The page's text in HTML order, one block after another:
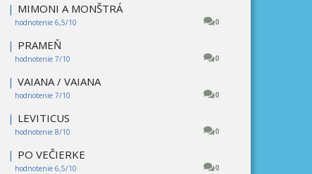
| MIMONI A MONŠTRÁ
0
hodnotenie 6,5/10
| PRAMEŇ
0
hodnotenie 7/10
| VAIANA / VAIANA
0
hodnotenie 7/10
| LEVITICUS
0
hodnotenie 8/10
| PO VEČIERKE
0
hodnotenie 6,5/10